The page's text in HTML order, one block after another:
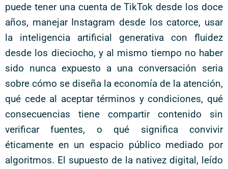
puede tener una cuenta de TikTok desde los doce
años, manejar Instagram desde los catorce, usar
la inteligencia artificial generativa con fluidez
desde los dieciocho, y al mismo tiempo no haber
sido nunca expuesto a una conversación seria
sobre cómo se diseña la economía de la atención,
qué cede al aceptar términos y condiciones, qué
consecuencias tiene compartir contenido sin
verificar fuentes, o qué significa convivir
éticamente en un espacio público mediado por
algoritmos. El supuesto de la nativez digital, leído